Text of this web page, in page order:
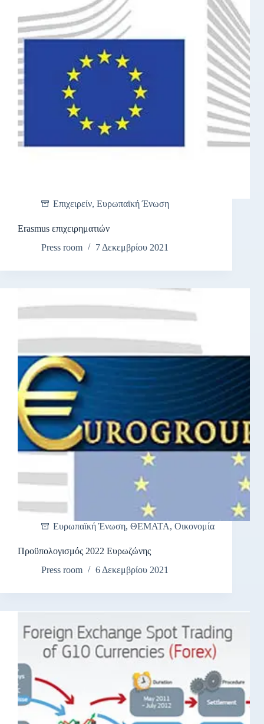
Επιχειρείν, Ευρωπαϊκή Ένωση
Erasmus επιχειρηματιών
Press room
7 Δεκεμβρίου 2021
Ευρωπαϊκή Ένωση, ΘΕΜΑΤΑ, Οικονομία
Προϋπολογισμός 2022 Ευρωζώνης
Press room
6 Δεκεμβρίου 2021